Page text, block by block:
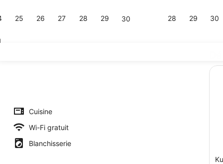
25 26 27 28 29 30 28 29 30
piscine extérieure (ouverte en saison)
Extra
Cuisine
Wi-Fi gratuit
Blanchisserie